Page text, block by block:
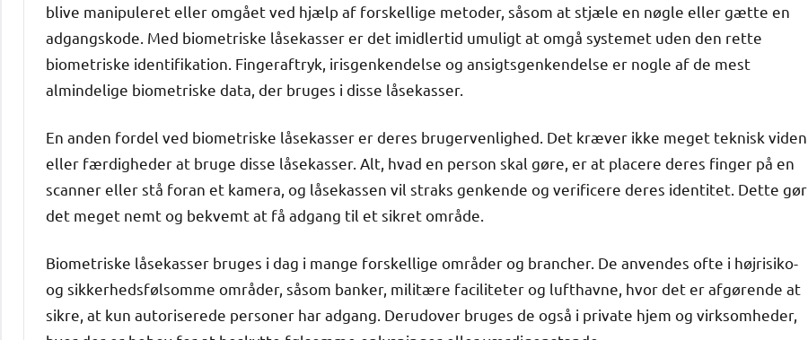
blive manipuleret eller omgået ved hjælp af forskellige metoder, såsom at stjæle en nøgle eller gætte en
adgangskode. Med biometriske låsekasser er det imidlertid umuligt at omgå systemet uden den rette
biometriske identifikation. Fingeraftryk, irisgenkendelse og ansigtsgenkendelse er nogle af de mest
almindelige biometriske data, der bruges i disse låsekasser.
En anden fordel ved biometriske låsekasser er deres brugervenlighed. Det kræver ikke meget teknisk viden
eller færdigheder at bruge disse låsekasser. Alt, hvad en person skal gøre, er at placere deres finger på en
scanner eller stå foran et kamera, og låsekassen vil straks genkende og verificere deres identitet. Dette gør
det meget nemt og bekvemt at få adgang til et sikret område.
Biometriske låsekasser bruges i dag i mange forskellige områder og brancher. De anvendes ofte i højrisiko-
og sikkerhedsfølsomme områder, såsom banker, militære faciliteter og lufthavne, hvor det er afgørende at
sikre, at kun autoriserede personer har adgang. Derudover bruges de også i private hjem og virksomheder,